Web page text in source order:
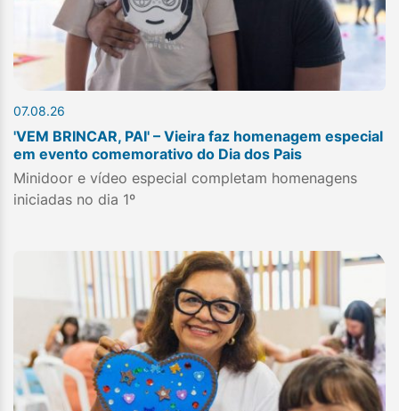
07.08.26
'VEM BRINCAR, PAI' – Vieira faz homenagem especial
em evento comemorativo do Dia dos Pais
Minidoor e vídeo especial completam homenagens
iniciadas no dia 1º